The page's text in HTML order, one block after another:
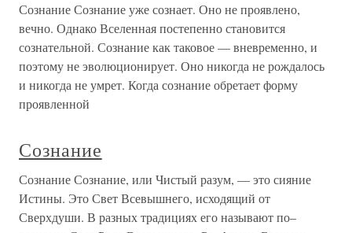
Сознание Сознание уже сознает. Оно не проявлено,
вечно. Однако Вселенная постепенно становится
сознательной. Сознание как таковое — вневременно, и
поэтому не эволюционирует. Оно никогда не рождалось
и никогда не умрет. Когда сознание обретает форму
проявленной
Сознание
Сознание Сознание, или Чистый разум, — это сияние
Истины. Это Свет Всевышнего, исходящий от
Сверхдуши. В разных традициях его называют по–